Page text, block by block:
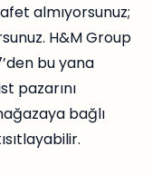
almıyorsunuz;
H&M Group
bu yana
pazarını
bağlı